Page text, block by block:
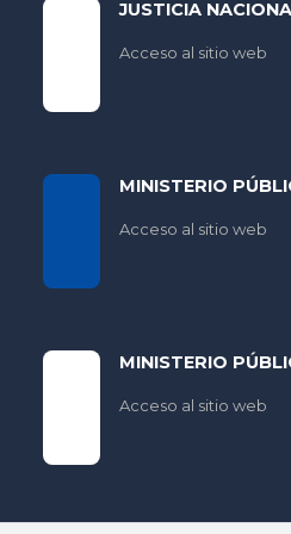
JUSTICIA
Acceso al sitio web
MINISTERIO
Acceso al sitio web
MINISTERIO
Acceso al sitio web